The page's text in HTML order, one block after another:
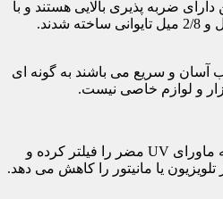
ضربه پذیری بالایی هستند و با
آسان و سریع می باشند به گونه ای
و لوازم خاصی نیست.
محاظ صفحه نمایش ولتن اشعه ماورای UV مضر را فیلتر کرده و
یا مانیتور را کاهش می دهد.